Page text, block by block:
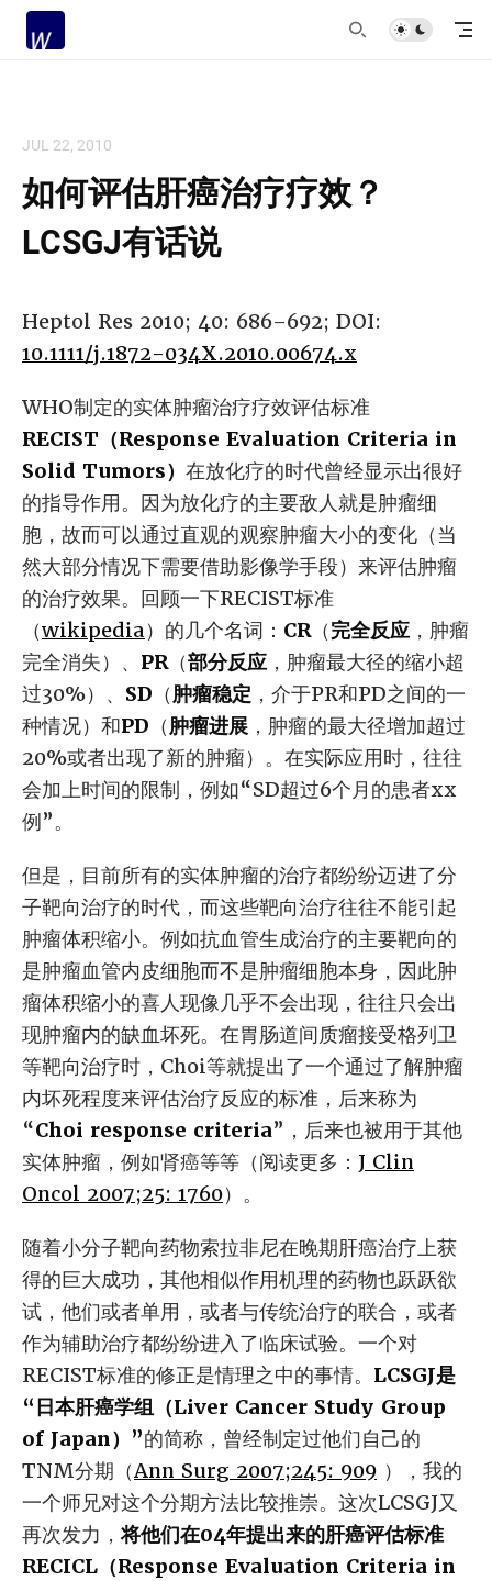
JUL 22, 2010
如何评估肝癌治疗疗效？
LCSGJ有话说
Heptol Res 2010; 40: 686–692; DOI:
10.1111/j.1872-034X.2010.00674.x
WHO制定的实体肿瘤治疗疗效评估标准
RECIST（Response Evaluation Criteria in
Solid Tumors） 在放化疗的时代曾经显示出很好
的指导作用。因为放化疗的主要敌人就是肿瘤细
胞，故而可以通过直观的观察肿瘤大小的变化（当
然大部分情况下需要借助影像学手段）来评估肿瘤
的治疗效果。回顾一下RECIST标准
（wikipedia）的几个名词： CR（完全反应 ，肿瘤
完全消失）、 PR（部分反应 ，肿瘤最大径的缩小超
过30%）、 SD （肿瘤稳定 ，介于PR和PD之间的一
种情况）和PD （肿瘤进展 ，肿瘤的最大径增加超过
20%或者出现了新的肿瘤）。在实际应用时，往往
会加上时间的限制，例如“SD超过6个月的患者xx
例”。
但是，目前所有的实体肿瘤的治疗都纷纷迈进了分
子靶向治疗的时代，而这些靶向治疗往往不能引起
肿瘤体积缩小。例如抗血管生成治疗的主要靶向的
是肿瘤血管内皮细胞而不是肿瘤细胞本身，因此肿
瘤体积缩小的喜人现像几乎不会出现，往往只会出
现肿瘤内的缺血坏死。在胃肠道间质瘤接受格列卫
等靶向治疗时，Choi等就提出了一个通过了解肿瘤
内坏死程度来评估治疗反应的标准，后来称为
“Choi response criteria”，后来也被用于其他
实体肿瘤，例如肾癌等等（阅读更多： J Clin
Oncol 2007;25: 1760）。
随着小分子靶向药物索拉非尼在晚期肝癌治疗上获
得的巨大成功，其他相似作用机理的药物也跃跃欲
试，他们或者单用，或者与传统治疗的联合，或者
作为辅助治疗都纷纷进入了临床试验。一个对
RECIST标准的修正是情理之中的事情。 LCSGJ是
“日本肝癌学组（Liver Cancer Study Group
of Japan）”的简称，曾经制定过他们自己的
TNM分期（Ann Surg 2007;245: 909 ），我的
一个师兄对这个分期方法比较推崇。这次LCSGJ又
再次发力，将他们在04年提出来的肝癌评估标准
RECICL（Response Evaluation Criteria in